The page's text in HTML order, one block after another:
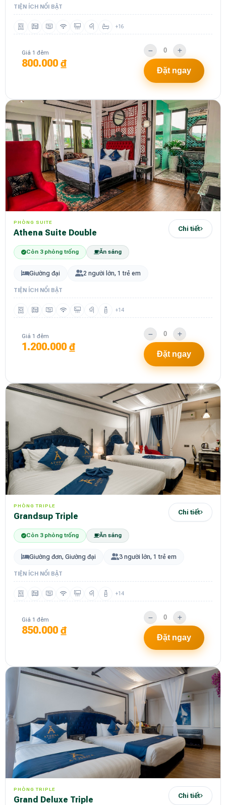
TIỆN ÍCH NỔI BẬT
+16
Giá 1 đêm
800.000 ₫
Đặt ngay
PHÒNG SUITE
Athena Suite Double Chi tiết
Còn 3 phòng trống Ăn sáng
Giường đại 2 người lớn, 1 trẻ em
TIỆN ÍCH NỔI BẬT
+14
Giá 1 đêm
1.200.000 ₫
Đặt ngay
PHÒNG TRIPLE
Grandsup Triple Chi tiết
Còn 3 phòng trống Ăn sáng
Giường đơn, Giường đại 3 người lớn, 1 trẻ em
TIỆN ÍCH NỔI BẬT
+14
Giá 1 đêm
850.000 ₫
Đặt ngay
PHÒNG TRIPLE
Grand Deluxe Triple Chi tiết